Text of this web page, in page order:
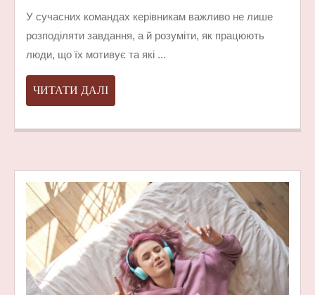
РЕЗУЛЬТАТИ
У сучасних командах керівникам важливо не лише
розподіляти завдання, а й розуміти, як працюють
люди, що їх мотивує та які ...
ЧИТАТИ ДАЛІЧИТАТИ
ДАЛІ